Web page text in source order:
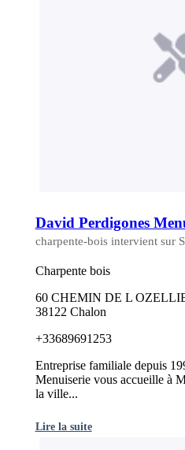
David Perdigones
charpente-bois intervient sur
Charpente bois
60 CHEMIN DE L
38122 Chalon
+33689691253
Entreprise familiale depuis
Menuiserie vous accueille à
la ville...
Lire la suite